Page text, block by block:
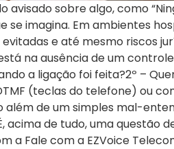
sobre algo, como
se imagina. Em ambientes
e até mesmo riscos
na ausência de um
a ligação foi feita?2º –
(teclas do telefone) ou
de um simples mal-
acima de tudo, uma questão
a Fale com a EZVoice